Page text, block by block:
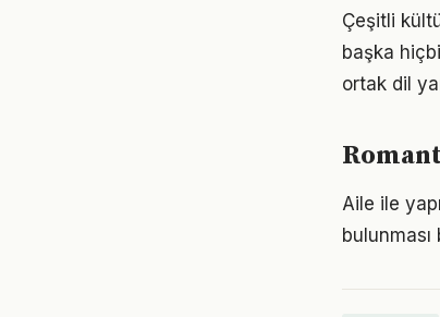
Çeşitli
başka
ortak dil
Aile ile